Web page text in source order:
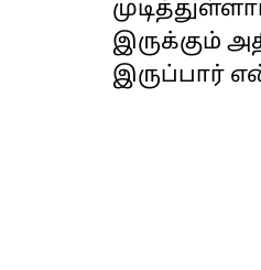
இருக்கும்
இருப்பார்